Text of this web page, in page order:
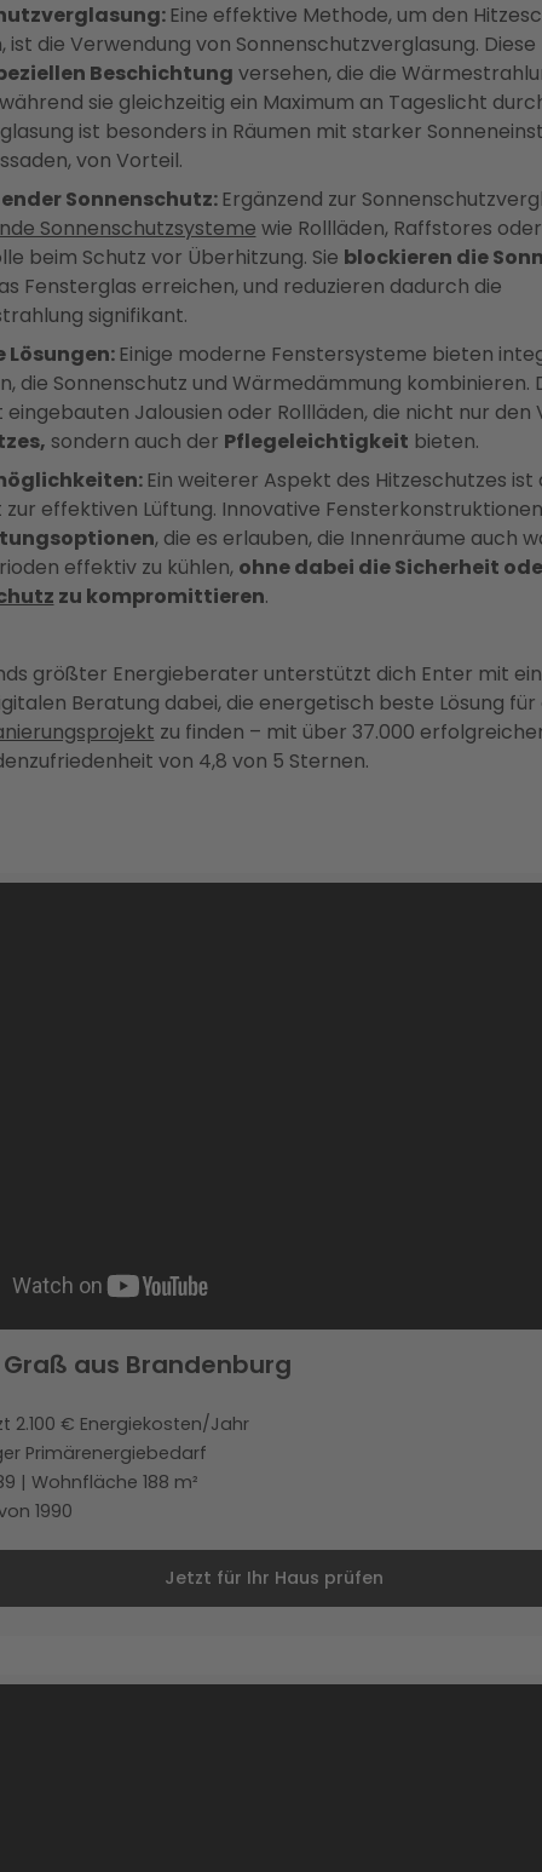
Eine effektive Methode, um den
ist die Verwendung von Sonnenschutzverglasung.
Beschichtung versehen, die die
sie gleichzeitig ein Maximum an Tageslicht
ist besonders in Räumen mit starker
von Vorteil.
Sonnenschutz: Ergänzend zur
Sonnenschutzsysteme wie Rollläden, Raffstores
beim Schutz vor Überhitzung. Sie blockieren die
Fensterglas erreichen, und reduzieren dadurch die
signifikant.
Einige moderne Fenstersysteme bieten
die Sonnenschutz und Wärmedämmung kombinieren.
Jalousien oder Rollläden, die nicht nur den
sondern auch der Pflegeleichtigkeit bieten.
Ein weiterer Aspekt des Hitzeschutzes ist
effektiven Lüftung. Innovative
, die es erlauben, die Innenräume auch
effektiv zu kühlen, ohne dabei die Sicherheit
zu kompromittieren.
größter Energieberater unterstützt dich Enter mit
Beratung dabei, die energetisch beste Lösung für
zu finden – mit über 37.000
von 4,8 von 5 Sternen.
aus Brandenburg
2.100 € Energiekosten/Jahr
Primärenergiebedarf
| Wohnfläche 188 m²
1990
Jetzt für Ihr Haus prüfen